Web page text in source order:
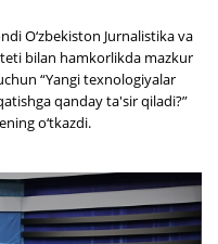
O‘zbekiston Jurnalistika va
bilan hamkorlikda mazkur
“Yangi texnologiyalar
qanday ta'sir qiladi?”
o‘tkazdi.